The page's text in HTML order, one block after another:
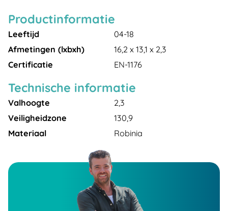
Productinformatie
Leeftijd
04-18
Afmetingen (lxbxh)
16,2 x 13,1 x 2,3
Certificatie
EN-1176
Technische informatie
Valhoogte
2,3
Veiligheidzone
130,9
Materiaal
Robinia